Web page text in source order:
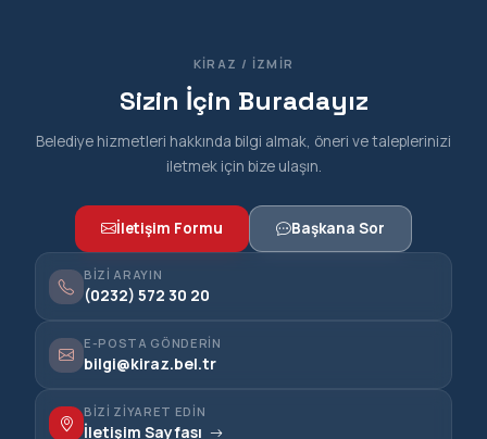
KIRAZ / İZMIR
Sizin İçin Buradayız
Belediye hizmetleri hakkında bilgi almak, öneri ve taleplerinizi
iletmek için bize ulaşın.
İletişim Formu Başkana Sor
BIZI ARAYIN
(0232) 572 30 20
E-POSTA GÖNDERIN
bilgi@kiraz.bel.tr
BIZI ZIYARET EDIN
İletişim Sayfası